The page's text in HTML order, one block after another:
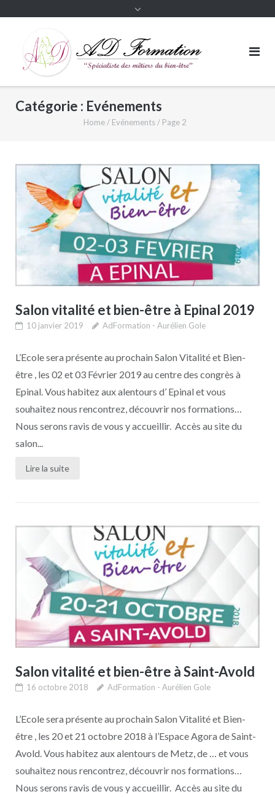
Catégorie : Evénements
Home/ Evénements/ Page 2
Salon vitalité et bien-être à Epinal 2019
10 janvier 2019 AdFormation - Aurélien Gole
L’Ecole sera présente au prochain Salon Vitalité et Bien-
être , les 02 et 03 Février 2019 au centre des congrès à
Epinal. Vous habitez aux alentours d’ Epinal et vous
souhaitez nous rencontrez, découvrir nos formations…
Nous serons ravis de vous y accueillir. Accès au site du
salon...
Lire la suite
Salon vitalité et bien-être à Saint-Avold
16 octobre 2018 AdFormation - Aurélien Gole
L’Ecole sera présente au prochain Salon Vitalité et Bien-
être , les 20 et 21 octobre 2018 à l’Espace Agora de Saint-
Avold. Vous habitez aux alentours de Metz, de … et vous
souhaitez nous rencontrez, découvrir nos formations…
Nous serons ravis de vous y accueillir. Accès au site du